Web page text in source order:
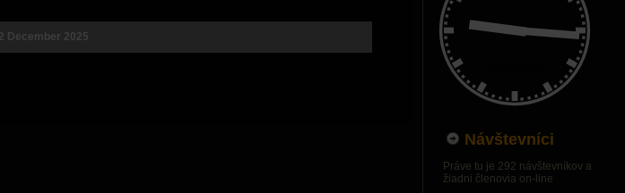
December 2025
Návštevníci
Práve tu je 292 návštevníkov a
žiadni členovia on-line